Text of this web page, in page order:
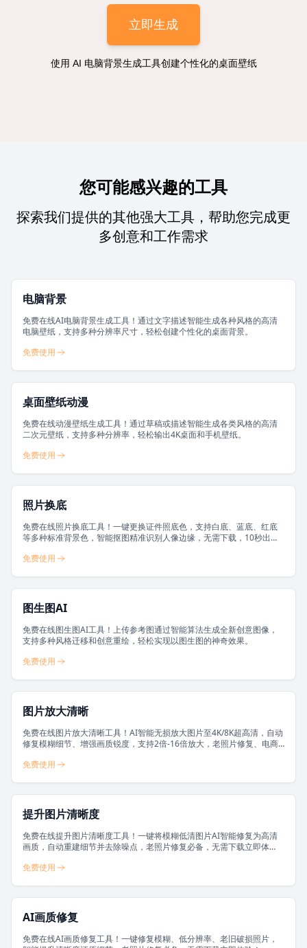
立即生成
使用 AI 电脑背景生成工具创建个性化的桌面壁纸
您可能感兴趣的工具
探索我们提供的其他强大工具，帮助您完成更
多创意和工作需求
电脑背景
免费在线AI电脑背景生成工具！通过文字描述智能生成各种风格的高清
电脑壁纸，支持多种分辨率尺寸，轻松创建个性化的桌面背景。
免费使用
桌面壁纸动漫
免费在线动漫壁纸生成工具！通过草稿或描述智能生成各类风格的高清
二次元壁纸，支持多种分辨率，轻松输出4K桌面和手机壁纸。
免费使用
照片换底
免费在线照片换底工具！一键更换证件照底色，支持白底、蓝底、红底
等多种标准背景色，智能抠图精准识别人像边缘，无需下载，10秒出
免费使用
图生图AI
免费在线图生图AI工具！上传参考图通过智能算法生成全新创意图像，
支持多种风格迁移和创意重绘，轻松实现以图生图的神奇效果。
免费使用
图片放大清晰
免费在线图片放大清晰工具！AI智能无损放大图片至4K/8K超高清，自动
修复模糊细节、增强画质锐度，支持2倍-16倍放大，老照片修复、电商
免费使用
提升图片清晰度
免费在线提升图片清晰度工具！一键将模糊低清图片AI智能修复为高清
画质，自动重建细节并去除噪点，老照片修复必备，无需下载立即体
免费使用
AI画质修复
免费在线AI画质修复工具！一键修复模糊、低分辨率、老旧破损照片，